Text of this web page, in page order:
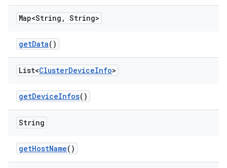
Map<String , String>
getData()
List<ClusterDeviceInfo>
getDeviceInfos()
String
getHostName()